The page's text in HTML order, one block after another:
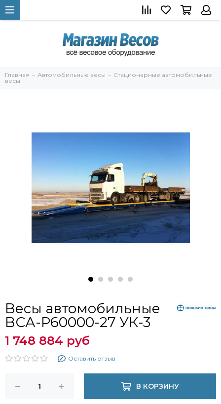
Главная Автомобильные весы
Стационарные автомобильные
весы
Весы автомобильные
ВСА-Р60000-27 УК-3
1 748 884 руб
Оставить отзыв
В КОРЗИНУ